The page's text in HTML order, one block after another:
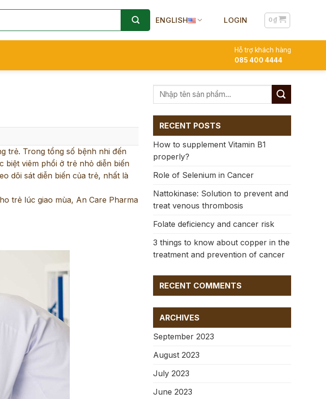
ENGLISH LOGIN 0₫
Hỗ trợ khách hàng
085 400 4444
trẻ. Trong tổng số bệnh nhi đến
biệt viêm phổi ở trẻ nhỏ diễn biến
dõi sát diễn biến của trẻ, nhất là
trẻ lúc giao mùa, An Care Pharma
RECENT POSTS
How to supplement Vitamin B1
properly?
Role of Selenium in Cancer
Nattokinase: Solution to prevent and
treat venous thrombosis
Folate deficiency and cancer risk
3 things to know about copper in the
treatment and prevention of cancer
RECENT COMMENTS
ARCHIVES
September 2023
August 2023
July 2023
June 2023